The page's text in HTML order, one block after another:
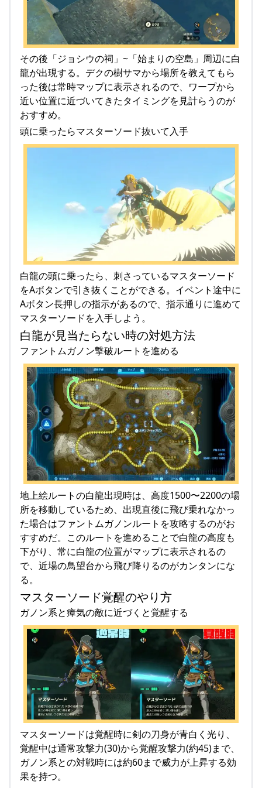
その後「ジョシウの祠」~「始まりの空島」周辺に白
龍が出現する。デクの樹サマから場所を教えてもら
った後は常時マップに表示されるので、ワープから
近い位置に近づいてきたタイミングを見計らうのが
おすすめ。
頭に乗ったらマスターソード抜いて入手
白龍の頭に乗ったら、刺さっているマスターソード
をAボタンで引き抜くことができる。イベント途中に
Aボタン長押しの指示があるので、指示通りに進めて
マスターソードを入手しよう。
白龍が見当たらない時の対処方法
ファントムガノン撃破ルートを進める
地上絵ルートの白龍出現時は、高度1500〜2200の場
所を移動しているため、出現直後に飛び乗れなかっ
た場合はファントムガノンルートを攻略するのがお
すすめだ。このルートを進めることで白龍の高度も
下がり、常に白龍の位置がマップに表示されるの
で、近場の鳥望台から飛び降りるのがカンタンにな
る。
マスターソード覚醒のやり方
ガノン系と瘴気の敵に近づくと覚醒する
マスターソードは覚醒時に剣の刀身が青白く光り、
覚醒中は通常攻撃力(30)から覚醒攻撃力(約45)まで、
ガノン系との対戦時には約60まで威力が上昇する効
果を持つ。